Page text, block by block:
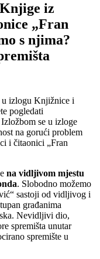
iz
„Fran
s njima?
u izlogu Knjižnice i
pogledati
se u izloge
na gorući problem
i čitaonici „Fran
na vidljivom mjestu
. Slobodno možemo
sastoji od vidljivog i
građanima
Nevidljivi dio,
spremišta unutar
spremište u